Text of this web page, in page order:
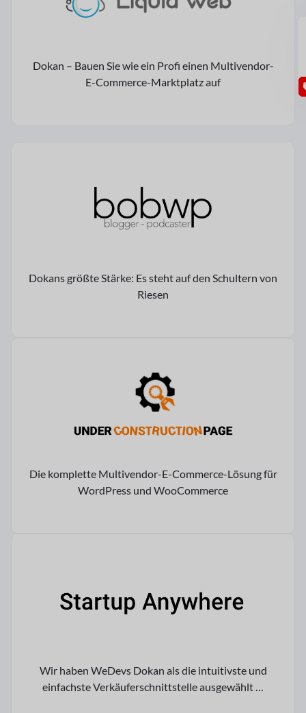
Dokan – Bauen Sie wie ein Profi einen Multivendor-
E-Commerce-Marktplatz auf
Dokans größte Stärke: Es steht auf den Schultern von
Riesen
Die komplette Multivendor-E-Commerce-Lösung für
WordPress und WooCommerce
Wir haben WeDevs Dokan als die intuitivste und
einfachste Verkäuferschnittstelle ausgewählt …